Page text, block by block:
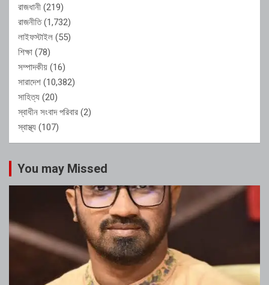
রাজধানী (219)
রাজনীতি(1,732)
লাইফস্টাইল (55)
শিক্ষা (78)
সম্পাদকীয় (16)
সারাদেশ (10,382)
সাহিত্য (20)
স্বাধীন সংবাদ পরিবার (2)
স্বাস্থ্য (107)
You may Missed